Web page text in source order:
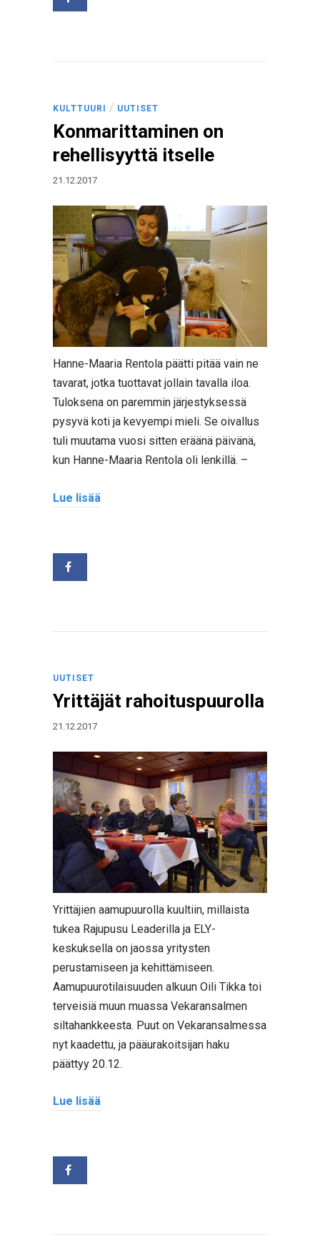
KULTTUURI / UUTISET
Konmarittaminen on
rehellisyyttä itselle
21.12.2017
Hanne-Maaria Rentola päätti pitää vain ne
tavarat, jotka tuottavat jollain tavalla iloa.
Tuloksena on paremmin järjestyksessä
pysyvä koti ja kevyempi mieli. Se oivallus
tuli muutama vuosi sitten eräänä päivänä,
kun Hanne-Maaria Rentola oli lenkillä. –
Lue lisää
UUTISET
Yrittäjät rahoituspuurolla
21.12.2017
Yrittäjien aamupuurolla kuultiin, millaista
tukea Rajupusu Leaderilla ja ELY-
keskuksella on jaossa yritysten
perustamiseen ja kehittämiseen.
Aamupuurotilaisuuden alkuun Oili Tikka toi
terveisiä muun muassa Vekaransalmen
siltahankkeesta. Puut on Vekaransalmessa
nyt kaadettu, ja pääurakoitsijan haku
päättyy 20.12.
Lue lisää